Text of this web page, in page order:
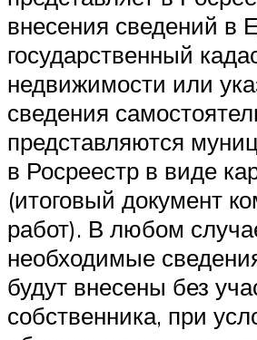
внесения сведений в
государственный
недвижимости или
сведения
представляются
в Росреестр в виде
(итоговый документ
работ). В любом
необходимые
будут внесены без
собственника, при